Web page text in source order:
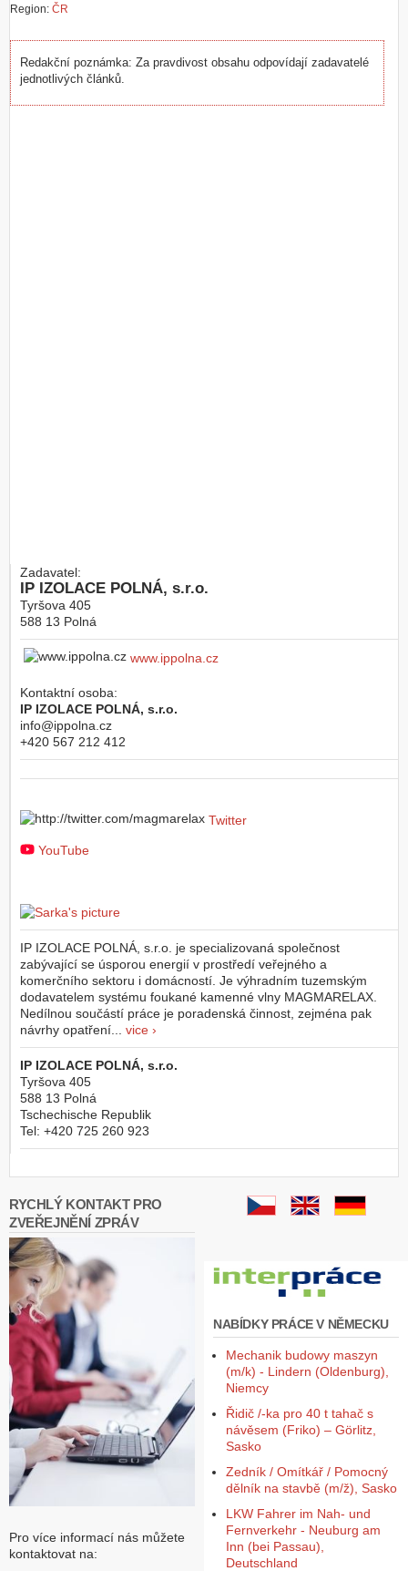
Region: ČR
Redakční poznámka: Za pravdivost obsahu odpovídají zadavatelé
jednotlivých článků.
Zadavatel:
IP IZOLACE POLNÁ, s.r.o.
Tyršova 405
588 13 Polná
www.ippolna.cz
Kontaktní osoba:
IP IZOLACE POLNÁ, s.r.o.
info@ippolna.cz
+420 567 212 412
Twitter
YouTube
IP IZOLACE POLNÁ, s.r.o. je specializovaná společnost
zabývající se úsporou energií v prostředí veřejného a
komerčního sektoru i domácností. Je výhradním tuzemským
dodavatelem systému foukané kamenné vlny MAGMARELAX.
Nedílnou součástí práce je poradenská činnost, zejména pak
návrhy opatření... vice ›
IP IZOLACE POLNÁ, s.r.o.
Tyršova 405
588 13 Polná
Tschechische Republik
Tel: +420 725 260 923
RYCHLÝ KONTAKT PRO
ZVEŘEJNĚNÍ ZPRÁV
Pro více informací nás můžete
kontaktovat na:
NABÍDKY PRÁCE V NĚMECKU
Mechanik budowy maszyn
(m/k) - Lindern (Oldenburg),
Niemcy
Řidič /-ka pro 40 t tahač s
návěsem (Friko) – Görlitz,
Sasko
Zedník / Omítkář / Pomocný
dělník na stavbě (m/ž), Sasko
LKW Fahrer im Nah- und
Fernverkehr - Neuburg am
Inn (bei Passau),
Deutschland